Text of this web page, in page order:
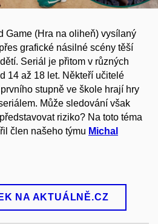
Game (Hra na oliheň) vysílaný
grafické násilné scény těší
Seriál je přitom v různých
14 až 18 let. Někteří učitelé
stupně ve škole hrají hry
Může sledování však
riziko? Na toto téma
člen našeho týmu Michal
NA AKTUÁLNĚ.CZ